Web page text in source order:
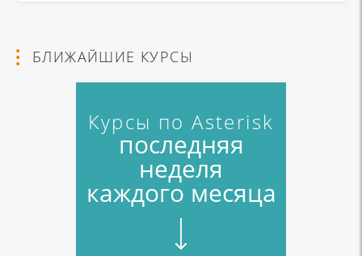
БЛИЖАЙШИЕ КУРСЫ
Курсы по Asterisk
последняя
неделя
каждого месяца